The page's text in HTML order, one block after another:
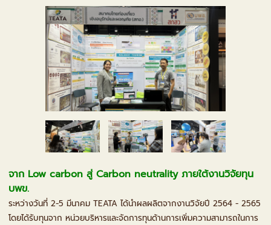
จาก Low carbon สู่ Carbon neutrality ภายใต้งานวิจัยทุน
บพข.
ระหว่างวันที่ 2-5 มีนาคม TEATA ได้นำผลผลิตจากงานวิจัยปี 2564 - 2565
โดยได้รับทุนจาก หน่วยบริหารและจัดการทุนด้านการเพิ่มความสามารถในการ